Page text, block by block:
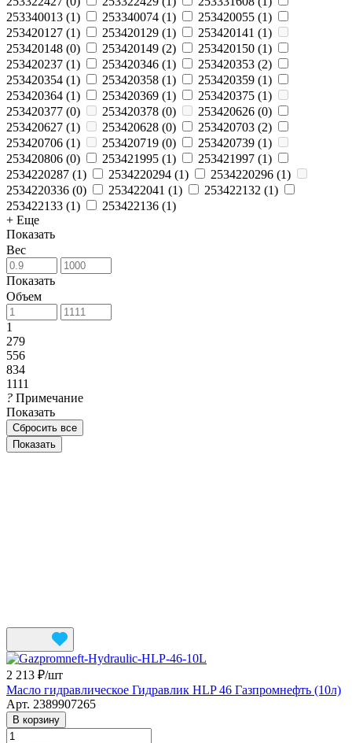
253340013 (1) 253340074 (1) 253420055 (1)
253420127 (1) 253420129 (1) 253420141 (1)
253420148 (0) 253420149 (2) 253420150 (1)
253420237 (1) 253420346 (1) 253420353 (2)
253420354 (1) 253420358 (1) 253420359 (1)
253420364 (1) 253420369 (1) 253420375 (1)
253420377 (0) 253420378 (0) 253420626 (0)
253420627 (1) 253420628 (0) 253420703 (2)
253420706 (1) 253420719 (0) 253420739 (1)
253420806 (0) 253421995 (1) 253421997 (1)
2534220287 (1) 2534220294 (1) 2534220296 (1)
2534220336 (0) 253422041 (1) 253422132 (1)
253422133 (1) 253422136 (1)
+ Еще
Показать
Вес
Показать
Объем
1
279
556
834
1111
? Примечание
Показать
Сбросить все
2 213 ₽/шт
Масло гидравлическое Гидравлик HLP 46 Газпромнефть (10л)
Арт. 2389907265
В корзину